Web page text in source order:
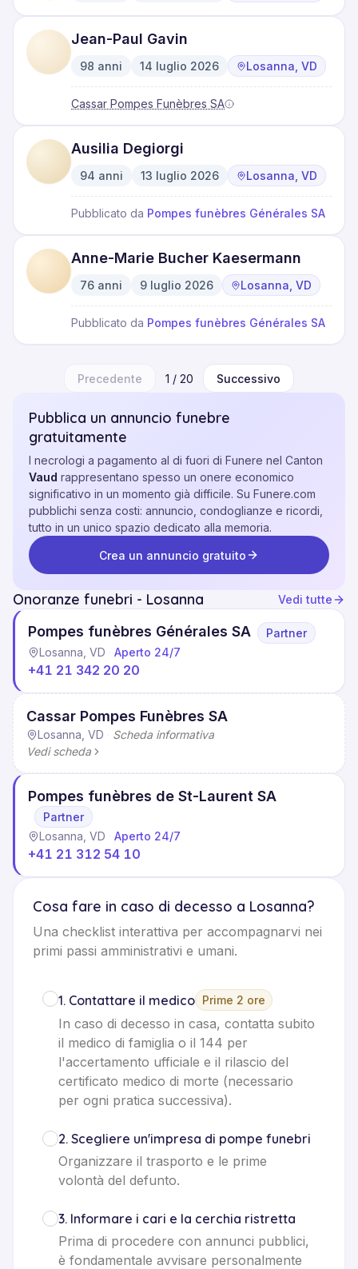
Jean-Paul Gavin
98 anni 14 luglio 2026 Losanna, VD
Cassar Pompes Funèbres SA
Ausilia Degiorgi
94 anni 13 luglio 2026 Losanna, VD
Pubblicato da Pompes funèbres Générales SA
Anne-Marie Bucher Kaesermann
76 anni 9 luglio 2026 Losanna, VD
Pubblicato da Pompes funèbres Générales SA
Precedente 1 / 20 Successivo
Pubblica un annuncio funebre
gratuitamente
I necrologi a pagamento al di fuori di Funere nel Canton
Vaud rappresentano spesso un onere economico
significativo in un momento già difficile. Su Funere.com
pubblichi senza costi: annuncio, condoglianze e ricordi,
tutto in un unico spazio dedicato alla memoria.
Crea un annuncio gratuito
Onoranze funebri - Losanna Vedi tutte
Pompes funèbres Générales SA
Partner
Losanna, VD
Aperto 24/7
+41 21 342 20 20
Cassar Pompes Funèbres SA
Losanna, VD
Scheda informativa
Vedi scheda
Pompes funèbres de St-Laurent SA
Partner
Losanna, VD
Aperto 24/7
+41 21 312 54 10
Cosa fare in caso di decesso a Losanna?
Una checklist interattiva per accompagnarvi nei
primi passi amministrativi e umani.
1. Contattare il medico Prime 2 ore
In caso di decesso in casa, contatta subito
il medico di famiglia o il 144 per
l'accertamento ufficiale e il rilascio del
certificato medico di morte (necessario
per ogni pratica successiva).
2. Scegliere un'impresa di pompe funebri
Organizzare il trasporto e le prime
volontà del defunto.
3. Informare i cari e la cerchia ristretta
Prima di procedere con annunci pubblici,
è fondamentale avvisare personalmente